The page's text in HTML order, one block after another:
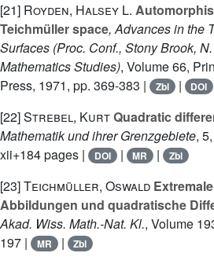
[21] Royden, Halsey L.
Teichmüller space, Advances in the
Surfaces (Proc. Conf., Stony Brook,
Mathematics Studies), Volume 66,
Press, 1971, pp. 369-383 |
Zbl | DOI
[22]Strebel, KurtQuadratic
Mathematik und ihrer Grenzgebiete, 5
xii+184 pages |
DOI | MR | Zbl
[23]Teichmüller, Oswald
Abbildungen und quadratische
Akad. Wiss. Math.-Nat. Kl., Volume
197 |
MR | Zbl